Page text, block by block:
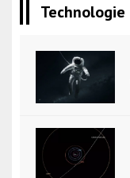
Technologie